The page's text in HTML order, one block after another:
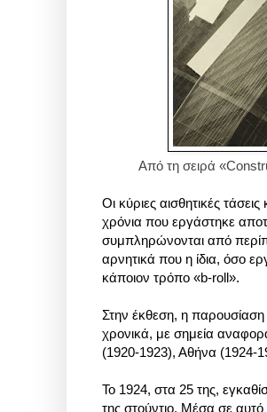
Από τη σειρά
Οι κύριες αισθητικές
χρόνια που εργάστηκε
συμπληρώνονται από
αρνητικά που η ίδια, όσο
κάποιον τρόπο «b-roll».
Στην έκθεση, η
χρονικά, με σημεία
(1920-1923), Αθήνα (1924-
Το 1924, στα 25 της,
της στούντιο. Μέσα σε